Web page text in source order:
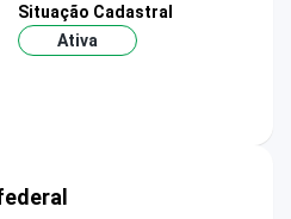
Situação Cadastral
Ativa